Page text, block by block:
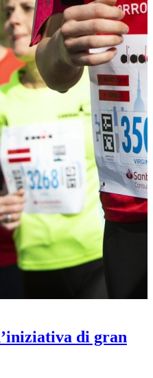
di gran